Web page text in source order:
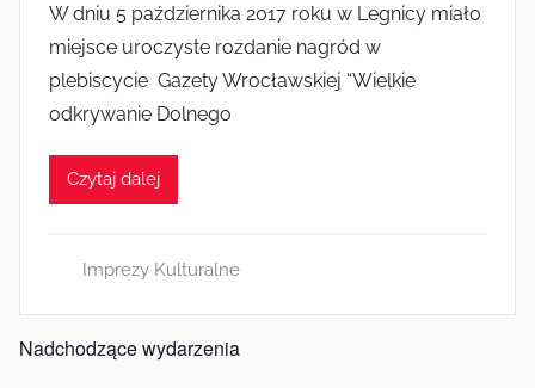
z
e
z
W dniu 5 października 2017 roku w Legnicy miało
miejsce uroczyste rozdanie nagród w
plebiscycie Gazety Wrocławskiej “Wielkie
odkrywanie Dolnego
Czytaj dalej
Imprezy Kulturalne
Nadchodzące wydarzenia